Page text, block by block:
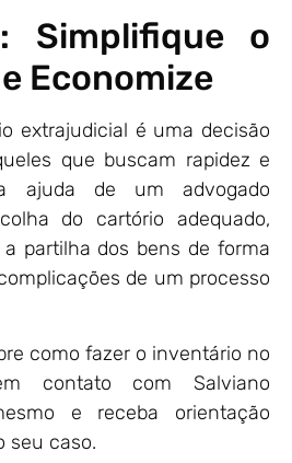
Simplifique o
Economize
extrajudicial é uma decisão
que buscam rapidez e
ajuda de um advogado
do cartório adequado,
partilha dos bens de forma
de um processo
como fazer o inventário no
contato com Salviano
e receba orientação
seu caso.